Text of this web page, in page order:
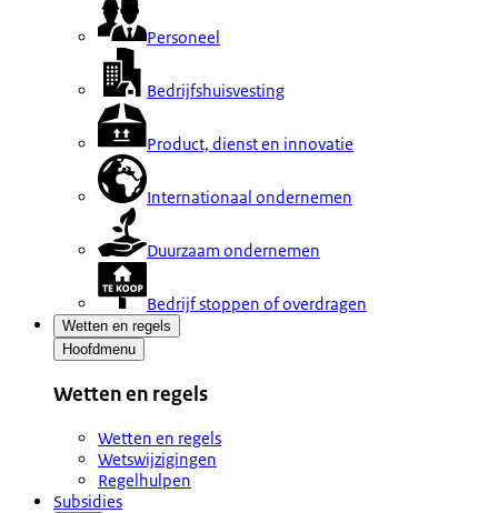
Personeel
Bedrijfshuisvesting
Product, dienst en innovatie
Internationaal ondernemen
Duurzaam ondernemen
Bedrijf stoppen of overdragen
Wetten en regels
Hoofdmenu
Wetten en regels
Wetten en regels
Wetswijzigingen
Regelhulpen
Subsidies